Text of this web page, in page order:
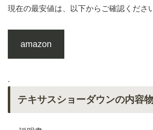
現在の最安値は、以下からご確認くださ
amazon
.
テキサスショーダウンの内容